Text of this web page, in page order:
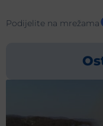
Podijelite na mrežama